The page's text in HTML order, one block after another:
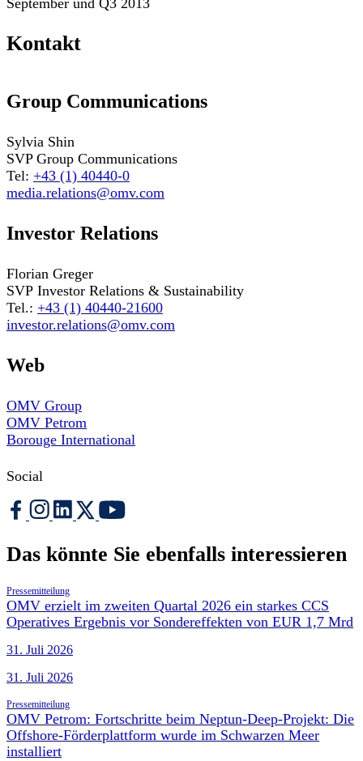
September und Q3 2013
Kontakt
Group Communications
Sylvia Shin
SVP Group Communications
Tel: +43 (1) 40440-0
media.relations@omv.com
Investor Relations
Florian Greger
SVP Investor Relations & Sustainability
Tel.: +43 (1) 40440-21600
investor.relations@omv.com
Web
OMV Group
OMV Petrom
Borouge International
Social
Das könnte Sie ebenfalls interessieren
Pressemitteilung
OMV erzielt im zweiten Quartal 2026 ein starkes CCS
Operatives Ergebnis vor Sondereffekten von EUR 1,7 Mrd
31. Juli 2026
31. Juli 2026
Pressemitteilung
OMV Petrom: Fortschritte beim Neptun-Deep-Projekt: Die
Offshore-Förderplattform wurde im Schwarzen Meer
installiert